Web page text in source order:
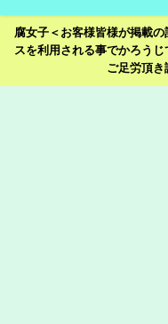
腐女子＜お客様皆様が掲載
スを利用される事でかろう
ご足労頂き